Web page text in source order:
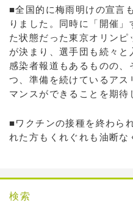
■全国的に梅雨明けの宣言
りました。同時に「開催
た状態だった東京オリン
が決まり、選手団も続々
感染者報道もあるものの、
つ、準備を続けているア
マンスができることを期待
■ワクチンの接種を終わら
れた方もくれぐれも油断
検索